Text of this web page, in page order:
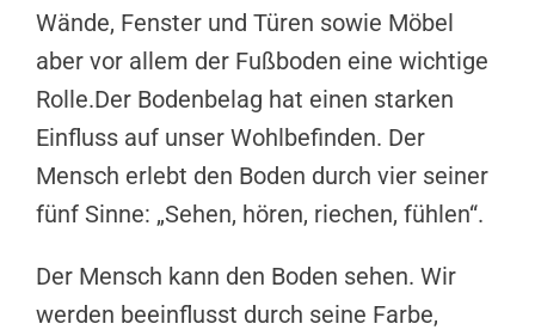
Wände, Fenster und Türen sowie Möbel
aber vor allem der Fußboden eine wichtige
Rolle.Der Bodenbelag hat einen starken
Einfluss auf unser Wohlbefinden. Der
Mensch erlebt den Boden durch vier seiner
fünf Sinne: „Sehen, hören, riechen, fühlen“.
Der Mensch kann den Boden sehen. Wir
werden beeinflusst durch seine Farbe,